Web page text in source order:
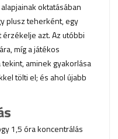
oktatásában
plusz teherként, egy
azt. Az utóbbi
míg a játékos
aminek gyakorlása
tölti el; és ahol újabb
1,5 óra koncentrálás